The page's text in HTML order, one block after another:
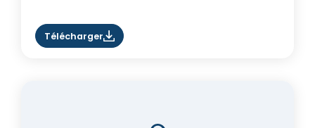
Télécharger